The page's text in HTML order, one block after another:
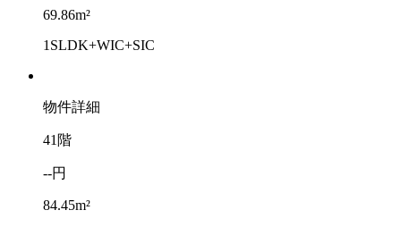
69.86m²
1SLDK+WIC+SIC
物件詳細
41階
--円
84.45m²